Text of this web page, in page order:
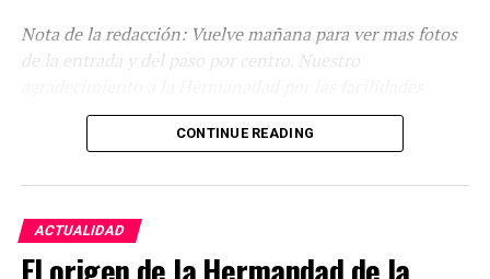
Nota de la redacción: Vuelve mañana para ver mas fotos
de la entrada y del paso por centro. Nuestro
dadas para la realización de este reportaje.
grande de su Semana Santa con la salida de la
Hermandad de la Borriquita desde la iglesia de San
CONTINUE READING
ACTUALIDAD